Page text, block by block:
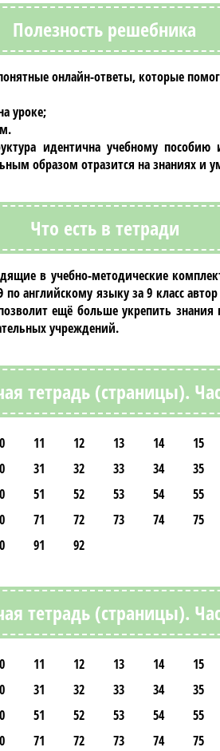
Полезность решебника
онлайн-ответы, которые
уроке;
идентична учебному
образом отразится на знаниях и
Что есть в тетради
в учебно-методические
английскому языку за 9 класс
ещё больше укрепить знания
учреждений.
тетрадь (страницы).
11 12 13 14 15
31 32 33 34 35
51 52 53 54 55
71 72 73 74 75
91 92
тетрадь (страницы).
11 12 13 14 15
31 32 33 34 35
51 52 53 54 55
71 72 73 74 75